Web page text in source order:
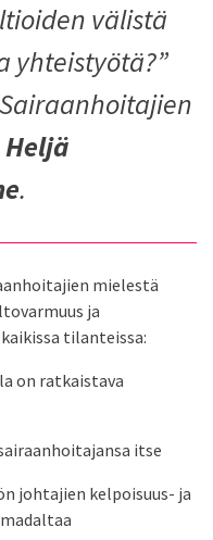
välistä
yhteistyötä?”
Heljä
.
mielestä
ja
tilanteissa:
on ratkaistava
itse
johtajien kelpoisuus- ja